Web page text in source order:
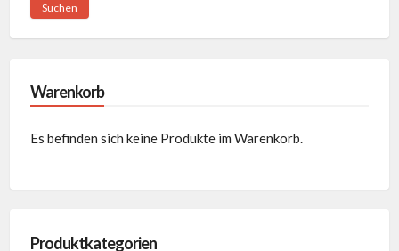
Suchen
Warenkorb
Es befinden sich keine Produkte im Warenkorb.
Produktkategorien